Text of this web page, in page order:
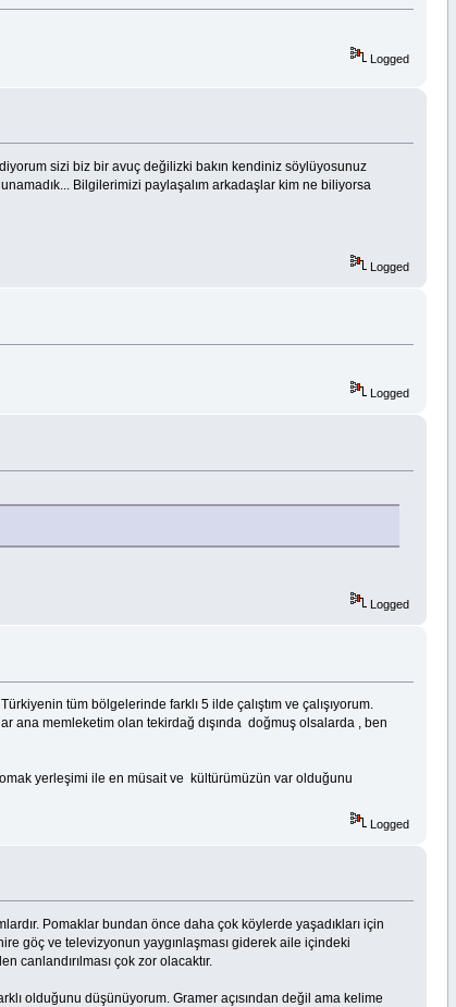
Logged
sizi biz bir avuç değilizki bakın kendiniz söylüyosunuz
Bilgilerimizi paylaşalım arkadaşlar kim ne biliyorsa
Logged
Logged
Logged
tüm bölgelerinde farklı 5 ilde çalıştım ve çalışıyorum.
ana memleketim olan tekirdağ dışında doğmuş olsalarda , ben
yerleşimi ile en müsait ve kültürümüzün var olduğunu
Logged
Pomaklar bundan önce daha çok köylerde yaşadıkları için
göç ve televizyonun yaygınlaşması giderek aile içindeki
canlandırılması çok zor olacaktır.
olduğunu düşünüyorum. Gramer açısından değil ama kelime